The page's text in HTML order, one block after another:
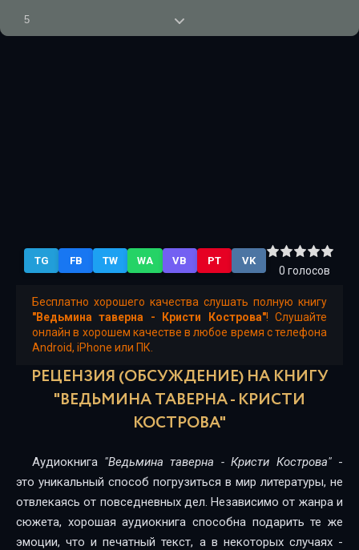
5
13
14
15
19
20
21
TG FB TW WA VB PT VK
0 голосов
Бесплатно хорошего качества слушать полную книгу
"Ведьмина таверна - Кристи Кострова"! Слушайте
онлайн в хорошем качестве в любое время с телефона
Android, iPhone или ПК.
РЕЦЕНЗИЯ (ОБСУЖДЕНИЕ) НА КНИГУ
"ВЕДЬМИНА ТАВЕРНА - КРИСТИ
КОСТРОВА"
Аудиокнига "Ведьмина таверна - Кристи Кострова"-
это уникальный способ погрузиться в мир литературы, не
отвлекаясь от повседневных дел. Независимо от жанра и
сюжета, хорошая аудиокнига способна подарить те же
эмоции, что и печатный текст, а в некоторых случаях -